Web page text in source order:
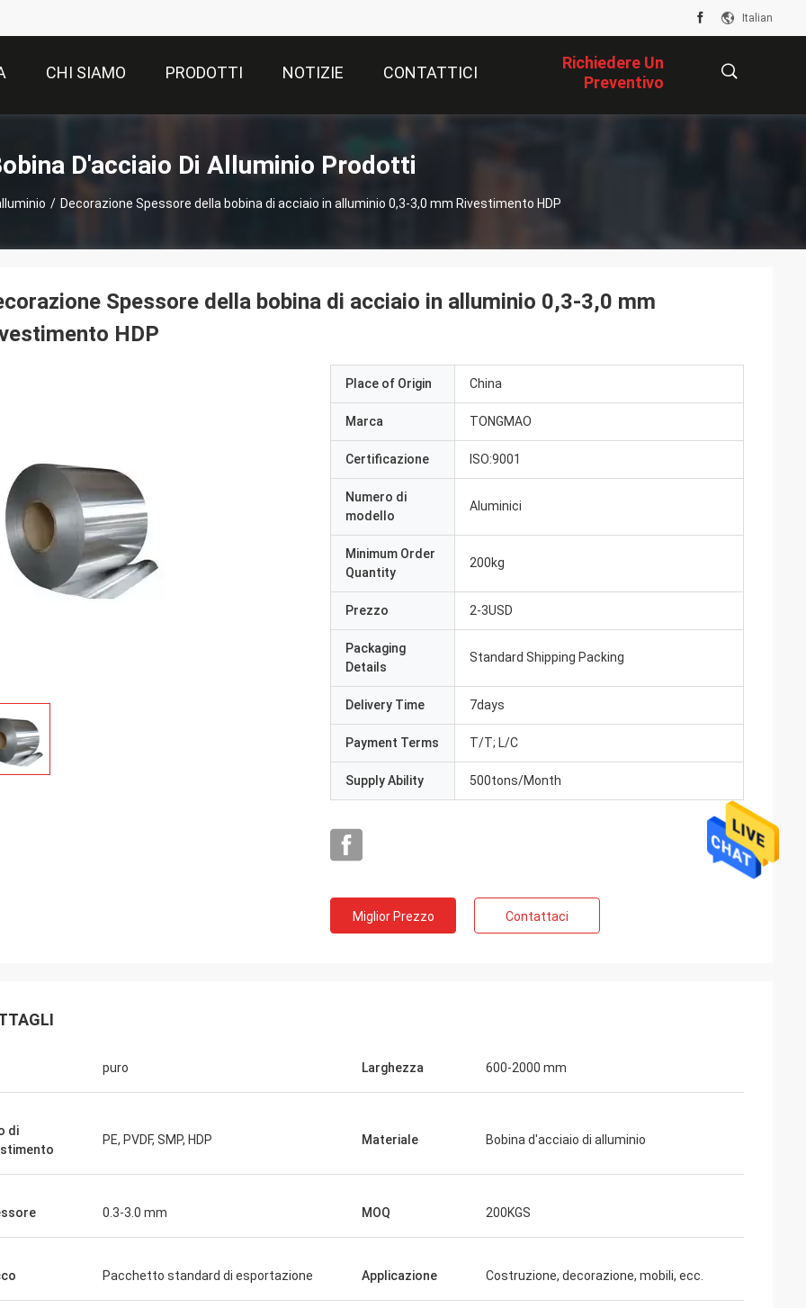
Italian
CHI SIAMO PRODOTTI NOTIZIE CONTATTICI
Richiedere Un
Preventivo
D'acciaio Di Alluminio Prodotti
/ Decorazione Spessore della bobina di acciaio in alluminio 0,3-3,0 mm Rivestimento HDP
molto buona. Molto siamo
in futuro e speranza di avere più
Spessore della bobina di acciaio in alluminio 0,3-3,0 mm
HDP
Place of Origin China
Marca TONGMAO
Certificazione ISO:9001
Numero di
modello
Aluminici
Minimum Order
Quantity
200kg
Prezzo 2-3USD
Packaging
Details
Standard Shipping Packing
Delivery Time 7days
Payment Terms T/T; L/C
Supply Ability 500tons/Month
Miglior Prezzo Contattaci
puro Larghezza 600-2000 mm
di
PE, PVDF, SMP, HDP Materiale Bobina d'acciaio di alluminio
0.3-3.0 mm MOQ 200KGS
Pacchetto standard di esportazione Applicazione Costruzione, decorazione, mobili, ecc.